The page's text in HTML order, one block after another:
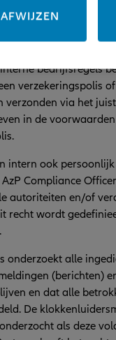
bedrijfsregels
verzekeringspolis
verzonden via het
in de
intern ook
Compliance
autoriteiten en/of
recht wordt
onderzoekt alle
(berichten)
en dat alle
De
als deze